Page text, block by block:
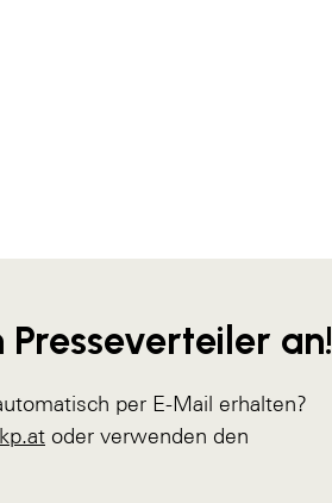
an!
per E-Mail erhalten?
oder verwenden den